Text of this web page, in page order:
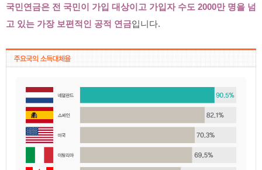
국민연금은 전 국민이 가입 대상이고 가입자 수도 2000만 명을 넘
고 있는 가장 보편적인 공적 연금입니다.